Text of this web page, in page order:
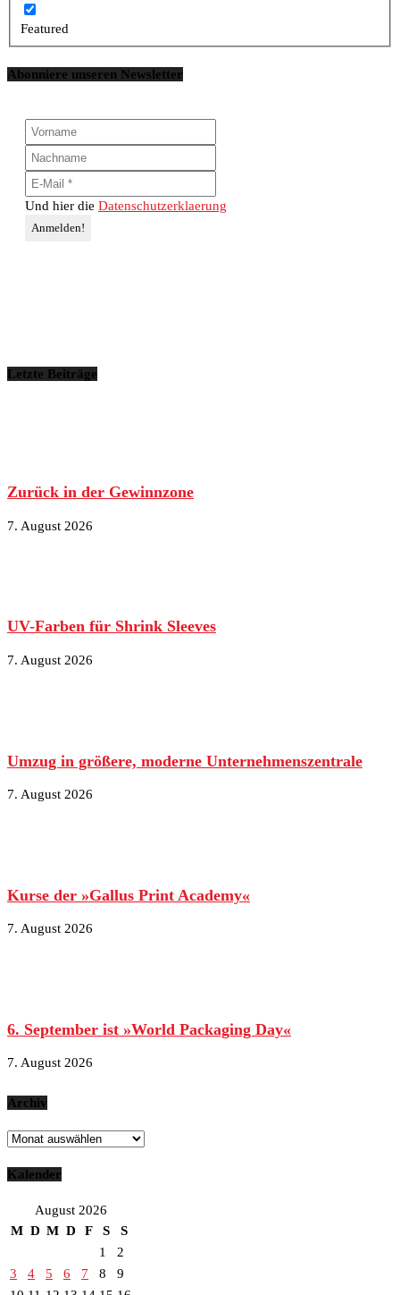
Featured
Abonniere unseren Newsletter
Und hier die Datenschutzerklaerung
Letzte Beiträge
Zurück in der Gewinnzone
7. August 2026
UV-Farben für Shrink Sleeves
7. August 2026
Umzug in größere, moderne Unternehmenszentrale
7. August 2026
Kurse der »Gallus Print Academy«
7. August 2026
6. September ist »World Packaging Day«
7. August 2026
Archiv
Archiv
Kalender
August 2026
M D M D F S
S
1
2
3
4 5 6 7 8
9